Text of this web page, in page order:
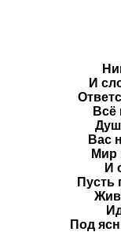
И
Всё
Вас
Мир
И
Пусть
Под